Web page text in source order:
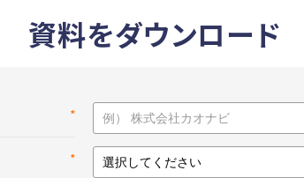
資料をダウンロード
*
*